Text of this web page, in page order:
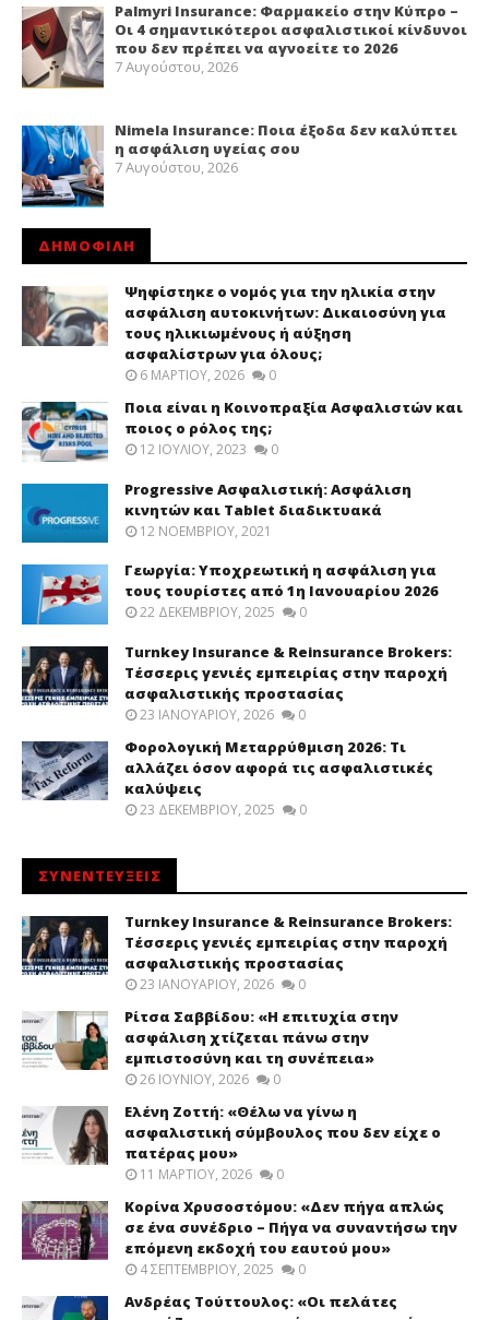
Palmyri Insurance: Φαρμακείο στην Κύπρο –
Οι 4 σημαντικότεροι ασφαλιστικοί κίνδυνοι
που δεν πρέπει να αγνοείτε το 2026
7 Αυγούστου, 2026
Nimela Insurance: Ποια έξοδα δεν καλύπτει
η ασφάλιση υγείας σου
7 Αυγούστου, 2026
ΔΗΜΟΦΙΛΗ
Ψηφίστηκε ο νομός για την ηλικία στην
ασφάλιση αυτοκινήτων: Δικαιοσύνη για
τους ηλικιωμένους ή αύξηση
ασφαλίστρων για όλους;
6 ΜΑΡΤΊΟΥ, 2026 0
Ποια είναι η Κοινοπραξία Ασφαλιστών και
ποιος ο ρόλος της;
12 ΙΟΥΛΊΟΥ, 2023 0
Progressive Ασφαλιστική: Ασφάλιση
κινητών και Tablet διαδικτυακά
12 ΝΟΕΜΒΡΊΟΥ, 2021
Γεωργία: Υποχρεωτική η ασφάλιση για
τους τουρίστες από 1η Ιανουαρίου 2026
22 ΔΕΚΕΜΒΡΊΟΥ, 2025 0
Turnkey Insurance & Reinsurance Brokers:
Τέσσερις γενιές εμπειρίας στην παροχή
ασφαλιστικής προστασίας
23 ΙΑΝΟΥΑΡΊΟΥ, 2026 0
Φορολογική Μεταρρύθμιση 2026: Τι
αλλάζει όσον αφορά τις ασφαλιστικές
καλύψεις
23 ΔΕΚΕΜΒΡΊΟΥ, 2025 0
ΣΥΝΕΝΤΕΥΞΕΙΣ
Turnkey Insurance & Reinsurance Brokers:
Τέσσερις γενιές εμπειρίας στην παροχή
ασφαλιστικής προστασίας
23 ΙΑΝΟΥΑΡΊΟΥ, 2026 0
Ρίτσα Σαββίδου: «Η επιτυχία στην
ασφάλιση χτίζεται πάνω στην
εμπιστοσύνη και τη συνέπεια»
26 ΙΟΥΝΊΟΥ, 2026 0
Ελένη Ζοττή: «Θέλω να γίνω η
ασφαλιστική σύμβουλος που δεν είχε ο
πατέρας μου»
11 ΜΑΡΤΊΟΥ, 2026 0
Κορίνα Χρυσοστόμου: «Δεν πήγα απλώς
σε ένα συνέδριο – Πήγα να συναντήσω την
επόμενη εκδοχή του εαυτού μου»
4 ΣΕΠΤΕΜΒΡΊΟΥ, 2025 0
Ανδρέας Τούττουλος: «Οι πελάτες